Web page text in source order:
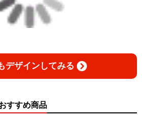
デザインしてみる
すすめ商品